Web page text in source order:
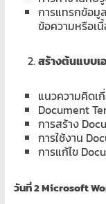
การแทรกข้อมู
ข้อความหรือเ
สร้างต้นแบบเ
แนวความคิดเ
Document
การสร้าง
การใช้งาน
การแก้ไข
วันที่2 Microsoft